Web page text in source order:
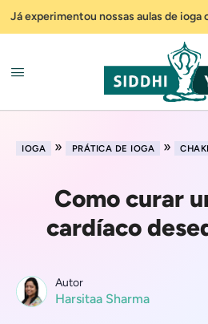
Já experimentou nossas aulas de ioga
IOGA » PRÁTICA DE IOGA »
Como curar
cardíaco
Autor
Harsitaa Sharma